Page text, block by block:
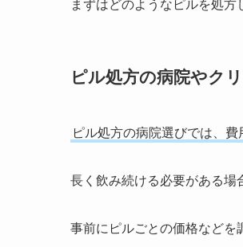
ピル処方の病院やク
ピル処方の病院選びでは、費
長く飲み続ける必要がある場
事前にピルごとの価格などを